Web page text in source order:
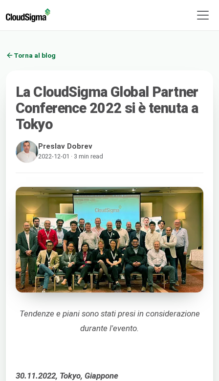
Torna al blog
La CloudSigma Global Partner
Conference 2022 si è tenuta a
Tokyo
Preslav Dobrev
2022-12-01 · 3 min read
Tendenze e piani sono stati presi in considerazione
durante l'evento.
30.11.2022, Tokyo, Giappone